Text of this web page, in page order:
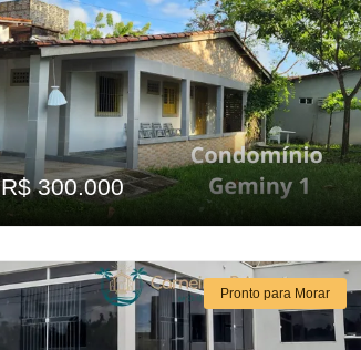
R$ 300.000
Pronto para Morar